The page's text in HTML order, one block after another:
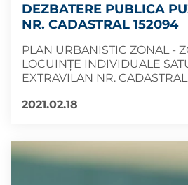
DEZBATERE PUBLICA
NR. CADASTRAL 152094
PLAN URBANISTIC ZONAL -
LOCUINȚE INDIVIDUALE
EXTRAVILAN NR.
2021.02.18